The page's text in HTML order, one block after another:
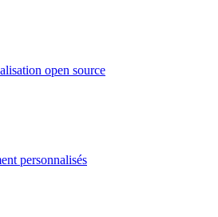
open source
personnalisés